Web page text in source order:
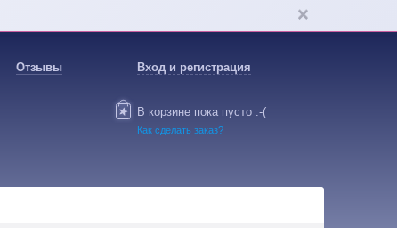
Отзывы Вход и регистрация
В корзине пока пусто :-(
Как сделать заказ?